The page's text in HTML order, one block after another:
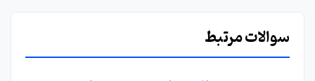
سوالات مرتبط